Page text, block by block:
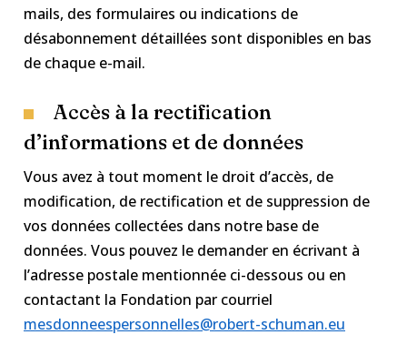
mails, des formulaires ou indications de
désabonnement détaillées sont disponibles en bas
de chaque e-mail.
Accès à la rectification
d’informations et de données
Vous avez à tout moment le droit d’accès, de
modification, de rectification et de suppression de
vos données collectées dans notre base de
données. Vous pouvez le demander en écrivant à
l’adresse postale mentionnée ci-dessous ou en
contactant la Fondation par courriel
mesdonneespersonnelles@robert-schuman.eu